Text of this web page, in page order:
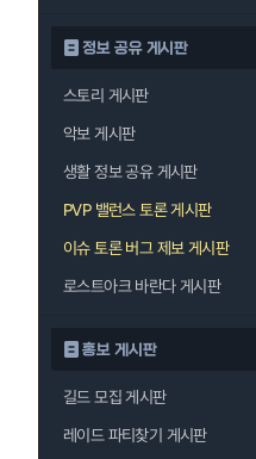
정보 공유 게시판
스토리 게시판
악보 게시판
생활 정보 공유 게시판
PVP 밸런스 토론 게시판
이슈 토론 버그 제보 게시판
로스트아크 바란다 게시판
홍보 게시판
길드 모집 게시판
레이드 파티찾기 게시판